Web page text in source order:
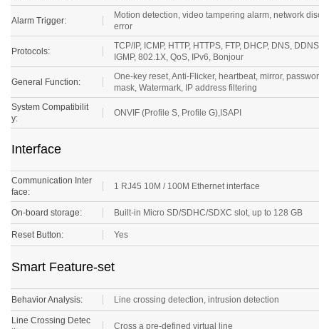
Motion detection, video tampering alarm, network
error
TCP/IP, ICMP, HTTP, HTTPS, FTP, DHCP, DNS,
IGMP, 802.1X, QoS, IPv6, Bonjour
One-key reset, Anti-Flicker, heartbeat, mirror,
mask, Watermark, IP address filtering
System Compatibilit
y:
Communication Inter
face:
On-board storage: Built-in Micro SD/SDHC/SDXC slot, up to 128 GB
Reset Button: Yes
Behavior Analysis: Line crossing detection, intrusion detection
Line Crossing Detec
tion: